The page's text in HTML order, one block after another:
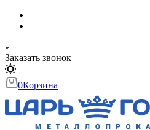
Заказать звонок
0Корзина